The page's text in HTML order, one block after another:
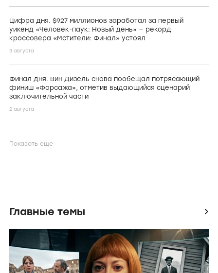
Цифра дня. $927 миллионов заработал за первый
уикенд «Человек-паук: Новый день» — рекорд
кроссовера «Мстители: Финал» устоял
3 августа
Финал дня. Вин Дизель снова пообещал потрясающий
финиш «Форсажа», отметив выдающийся сценарий
заключительной части
2 августа
Показать еще